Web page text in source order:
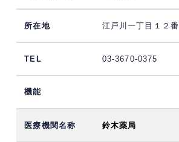
江戸川一丁目１２
03-3670-0375
鈴木薬局